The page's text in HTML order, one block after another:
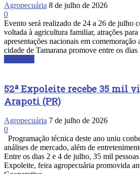
Agropecuária 8 de julho de 2026
0
Evento será realizado de 24 a 26 de julho
voltada à agricultura familiar, atrações
apresentações nacionais em
cidade de Tamarana promove entre os dias
52ª Expoleite recebe 35 mil
Arapoti (PR)
Agropecuária 7 de julho de 2026
0
Programação técnica deste ano uniu
análises de mercado, além de
Entre os dias 2 e 4 de julho, 35 mil
Expoleite, feira agropecuária promovida